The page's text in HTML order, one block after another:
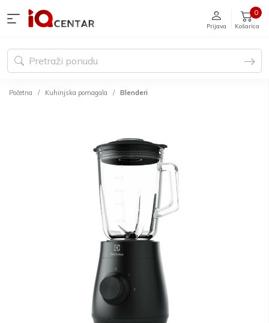
Prijava Košarica
0
Početna Kuhinjska pomagala Blenderi